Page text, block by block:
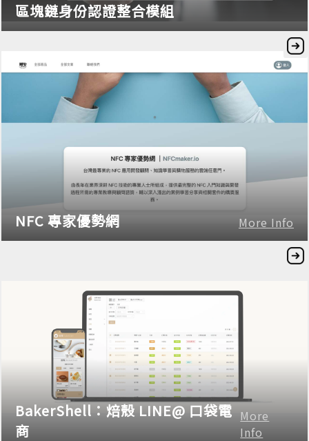
區塊鏈身份認證整合模組
NFC 專家優勢網 More Info
BakerShell：焙殼 LINE@ 口袋電
商
More
Info